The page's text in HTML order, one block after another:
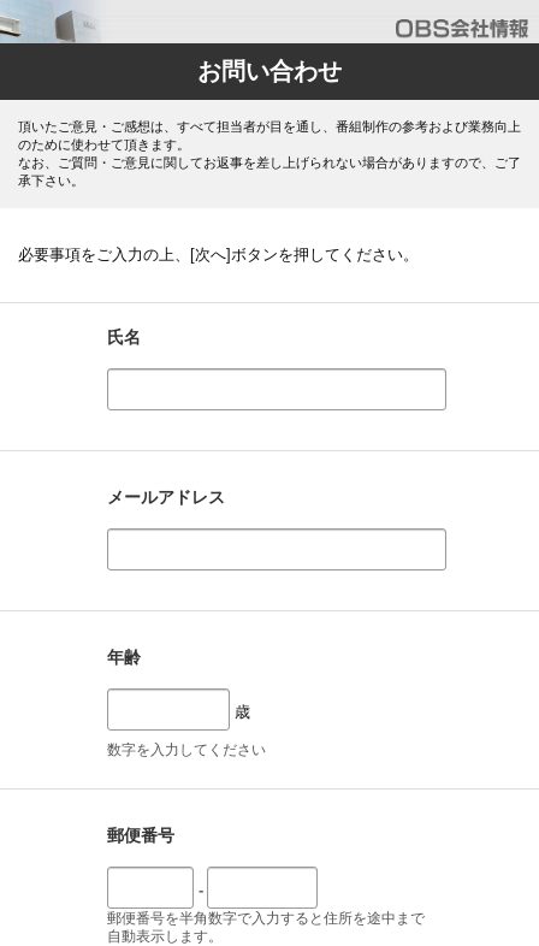
お問い合わせ
頂いたご意見・ご感想は、すべて担当者が目を通し、番組制作の参考および業務向上
のために使わせて頂きます。
なお、ご質問・ご意見に関してお返事を差し上げられない場合がありますので、ご了
承下さい。
必要事項をご入力の上、[次へ]ボタンを押してください。
氏名
メールアドレス
年齢
歳
数字を入力してください
郵便番号
-
郵便番号を半角数字で入力すると住所を途中まで
自動表示します。